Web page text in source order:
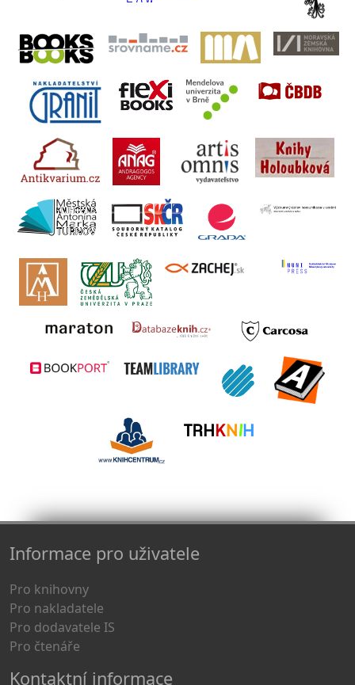
Informace pro uživatele
Pro knihovny
Pro nakladatele
Pro dodavatele IS
Pro čtenáře
Kontaktní informace